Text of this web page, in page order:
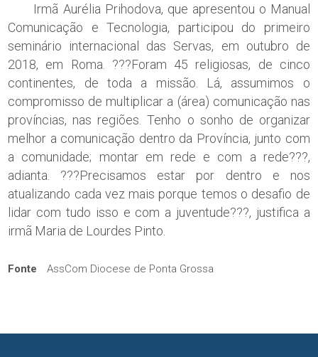
Irmã Aurélia Prihodova, que apresentou o Manual
Comunicação e Tecnologia, participou do primeiro
seminário internacional das Servas, em outubro de
2018, em Roma. ???Foram 45 religiosas, de cinco
continentes, de toda a missão. Lá, assumimos o
compromisso de multiplicar a (área) comunicação nas
províncias, nas regiões. Tenho o sonho de organizar
melhor a comunicação dentro da Província, junto com
a comunidade; montar em rede e com a rede???,
adianta. ???Precisamos estar por dentro e nos
atualizando cada vez mais porque temos o desafio de
lidar com tudo isso e com a juventude???, justifica a
irmã Maria de Lourdes Pinto.
Fonte AssCom Diocese de Ponta Grossa